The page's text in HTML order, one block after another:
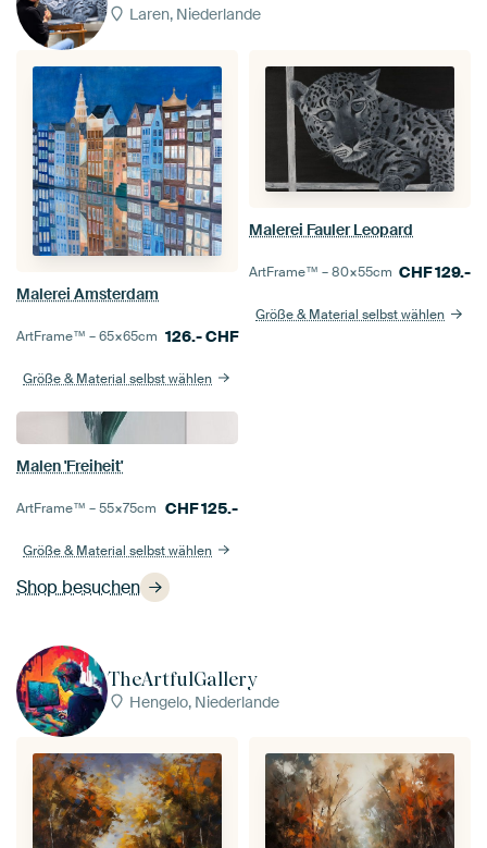
Laren, Niederlande
Shop besuchen
Malerei Amsterdam
ArtFrame™ –65×65cm 126.-CHF
Größe & Material selbst wählen
Malerei Fauler Leopard
ArtFrame™ –80×55cm CHF129.-
Größe & Material selbst wählen
Malen 'Freiheit'
ArtFrame™ –55×75cm CHF125.-
Größe & Material selbst wählen
TheArtfulGallery
Hengelo, Niederlande